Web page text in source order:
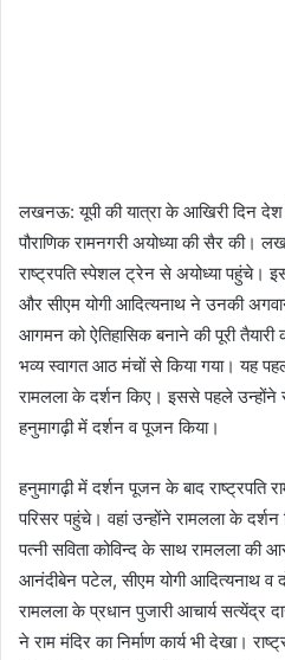
लखनऊ: यूपी की यात्रा के आखिरी दिन देश
पौराणिक रामनगरी अयोध्या की सैर की।
राष्ट्रपति स्पेशल ट्रेन से अयोध्या पहुंचे।
और सीएम योगी आदित्यनाथ ने उनकी
आगमन को ऐतिहासिक बनाने की पूरी तैयारी
भव्य स्वागत आठ मंचों से किया गया। यह
रामलला के दर्शन किए। इससे पहले
हनुमागढ़ी में दर्शन व पूजन किया।
हनुमागढ़ी में दर्शन पूजन के बाद राष्ट्रपति
परिसर पहुंचे। वहां उन्होंने रामलला के
पत्नी सविता कोविन्द के साथ रामलला की
आनंदीबेन पटेल, सीएम योगी आदित्यनाथ व
रामलला के प्रधान पुजारी आचार्य सत्येंद्र
ने राम मंदिर का निर्माण कार्य भी देखा।